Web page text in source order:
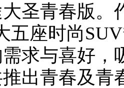
圣青春版。
五座时尚
求与喜好，
出青春及青